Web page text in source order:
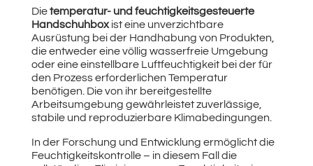
Dietemperatur- und feuchtigkeitsgesteuerte
Handschuhboxist eine unverzichtbare
Ausrüstung bei der Handhabung von Produkten,
die entweder eine völlig wasserfreie Umgebung
oder eine einstellbare Luftfeuchtigkeit bei der für
den Prozess erforderlichen Temperatur
benötigen. Die von ihr bereitgestellte
Arbeitsumgebung gewährleistet zuverlässige,
stabile und reproduzierbare Klimabedingungen.
In der Forschung und Entwicklung ermöglicht die
Feuchtigkeitskontrolle – in diesem Fall die